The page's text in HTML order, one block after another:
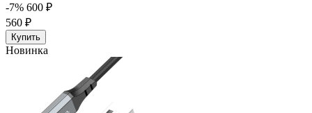
-7% 600 ₽
560 ₽
Купить
Новинка